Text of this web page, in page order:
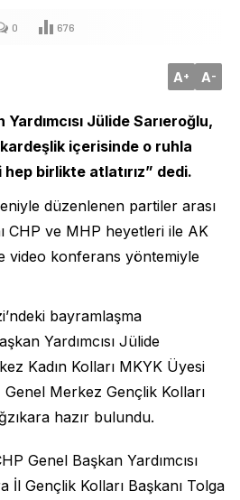
0 676
A+ A-
Jülide Sarıeroğlu,
içerisinde o ruhla
birlikte atlatırız” dedi.
düzenlenen partiler arası
CHP ve MHP heyetleri ile AK
video konferans yöntemiyle
bayramlaşma
Yardımcısı Jülide
Kadın Kolları MKYK Üyesi
Merkez Gençlik Kolları
hazır bulundu.
Genel Başkan Yardımcısı
İl Gençlik Kolları Başkanı Tolga